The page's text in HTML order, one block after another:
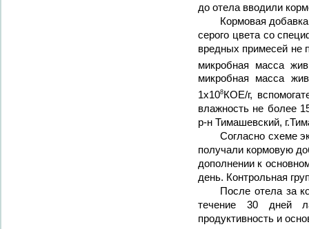
до отела вводили
Кормовая
серого цвета со
вредных примесей не
микробная масса
микробная масса
1x108 КОЕ/г,
влажность не более
р-н Тимашевский,
Согласно схеме
получали кормовую
дополнении к
день. Контрольная
После отела за
течение 30 дней
продуктивность и